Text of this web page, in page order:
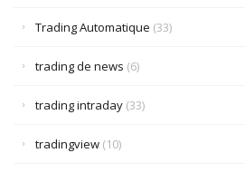
Trading Automatique (33)
trading de news (6)
trading intraday (33)
tradingview (10)